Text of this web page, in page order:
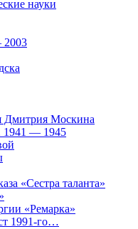
науки
2003
Дмитрия Москина
1941 — 1945
«Сестра таланта»
«Ремарка»
1991-го…